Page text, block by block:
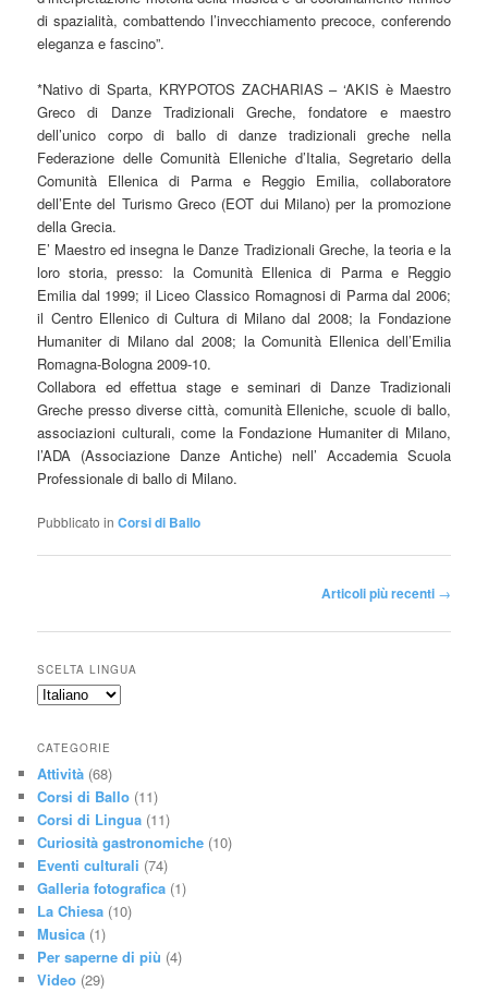
di spazialità, combattendo l’invecchiamento precoce, conferendo
eleganza e fascino”.
*Nativo di Sparta, KRYPOTOS ZACHARIAS – ‘AKIS è Maestro
Greco di Danze Tradizionali Greche, fondatore e maestro
dell’unico corpo di ballo di danze tradizionali greche nella
Federazione delle Comunità Elleniche d’Italia, Segretario della
Comunità Ellenica di Parma e Reggio Emilia, collaboratore
dell’Ente del Turismo Greco (EOT dui Milano) per la promozione
della Grecia.
E’ Maestro ed insegna le Danze Tradizionali Greche, la teoria e la
loro storia, presso: la Comunità Ellenica di Parma e Reggio
Emilia dal 1999; il Liceo Classico Romagnosi di Parma dal 2006;
il Centro Ellenico di Cultura di Milano dal 2008; la Fondazione
Humaniter di Milano dal 2008; la Comunità Ellenica dell’Emilia
Romagna-Bologna 2009-10.
Collabora ed effettua stage e seminari di Danze Tradizionali
Greche presso diverse città, comunità Elleniche, scuole di ballo,
associazioni culturali, come la Fondazione Humaniter di Milano,
l’ADA (Associazione Danze Antiche) nell’ Accademia Scuola
Professionale di ballo di Milano.
Pubblicato in Corsi di Ballo
Articoli più recenti →
SCELTA LINGUA
CATEGORIE
Attività (68)
Corsi di Ballo (11)
Corsi di Lingua (11)
Curiosità gastronomiche (10)
Eventi culturali (74)
Galleria fotografica (1)
La Chiesa (10)
Musica (1)
Per saperne di più (4)
Video (29)